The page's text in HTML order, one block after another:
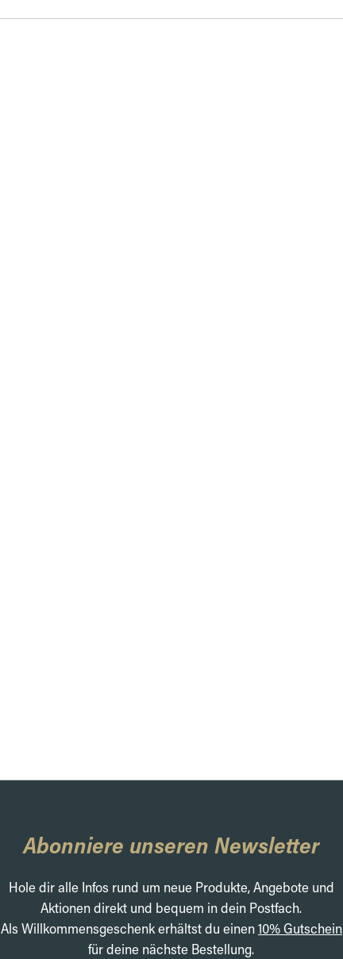
Abonniere unseren Newsletter
Hole dir alle Infos rund um neue Produkte, Angebote und
Aktionen direkt und bequem in dein Postfach.
Als Willkommensgeschenk erhältst du einen10% Gutschein
für deine nächste Bestellung.